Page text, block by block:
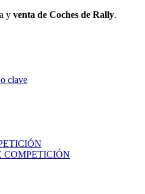
y venta de Coches de Rally.
clave
COMPETICIÓN